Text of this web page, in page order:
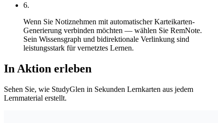
6.
Wenn Sie Notiznehmen mit automatischer Karteikarten-
Generierung verbinden möchten — wählen Sie RemNote.
Sein Wissensgraph und bidirektionale Verlinkung sind
leistungsstark für vernetztes Lernen.
In Aktion erleben
Sehen Sie, wie StudyGlen in Sekunden Lernkarten aus jedem
Lernmaterial erstellt.